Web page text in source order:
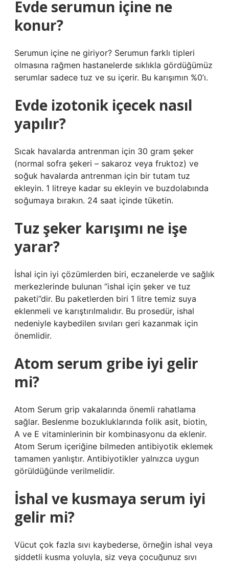
Evde serumun içine ne
konur?
Serumun içine ne giriyor? Serumun farklı tipleri
olmasına rağmen hastanelerde sıklıkla gördüğümüz
serumlar sadece tuz ve su içerir. Bu karışımın %0’ı.
Evde izotonik içecek nasıl
yapılır?
Sıcak havalarda antrenman için 30 gram şeker
(normal sofra şekeri – sakaroz veya fruktoz) ve
soğuk havalarda antrenman için bir tutam tuz
ekleyin. 1 litreye kadar su ekleyin ve buzdolabında
soğumaya bırakın. 24 saat içinde tüketin.
Tuz şeker karışımı ne işe
yarar?
İshal için iyi çözümlerden biri, eczanelerde ve sağlık
merkezlerinde bulunan “ishal için şeker ve tuz
paketi”dir. Bu paketlerden biri 1 litre temiz suya
eklenmeli ve karıştırılmalıdır. Bu prosedür, ishal
nedeniyle kaybedilen sıvıları geri kazanmak için
önemlidir.
Atom serum gribe iyi gelir
mi?
Atom Serum grip vakalarında önemli rahatlama
sağlar. Beslenme bozukluklarında folik asit, biotin,
A ve E vitaminlerinin bir kombinasyonu da eklenir.
Atom Serum içeriğine bilmeden antibiyotik eklemek
tamamen yanlıştır. Antibiyotikler yalnızca uygun
görüldüğünde verilmelidir.
İshal ve kusmaya serum iyi
gelir mi?
Vücut çok fazla sıvı kaybederse, örneğin ishal veya
şiddetli kusma yoluyla, siz veya çocuğunuz sıvı